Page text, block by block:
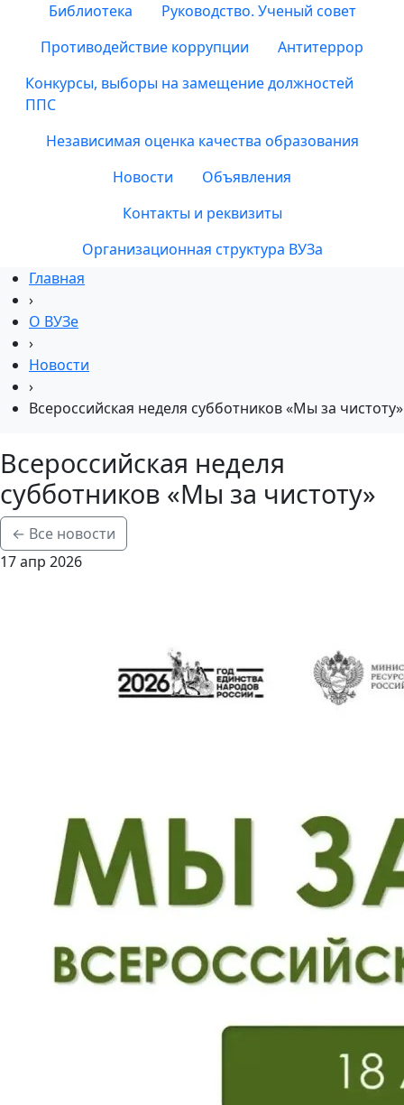
Библиотека
Руководство. Ученый совет
Противодействие коррупции
Антитеррор
Конкурсы, выборы на замещение должностей
ППС
Независимая оценка качества образования
Новости
Объявления
Контакты и реквизиты
Организационная структура ВУЗа
Главная
›
О ВУЗе
›
Новости
›
Всероссийская неделя субботников «Мы за чистоту»
Всероссийская неделя
субботников «Мы за чистоту»
← Все новости
17 апр 2026